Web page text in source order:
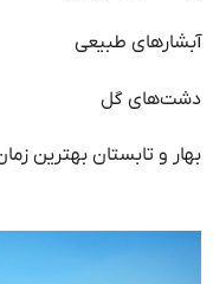
آبشارهای طبیعی
دشت‌های گل
بهار و تابستان بهترین